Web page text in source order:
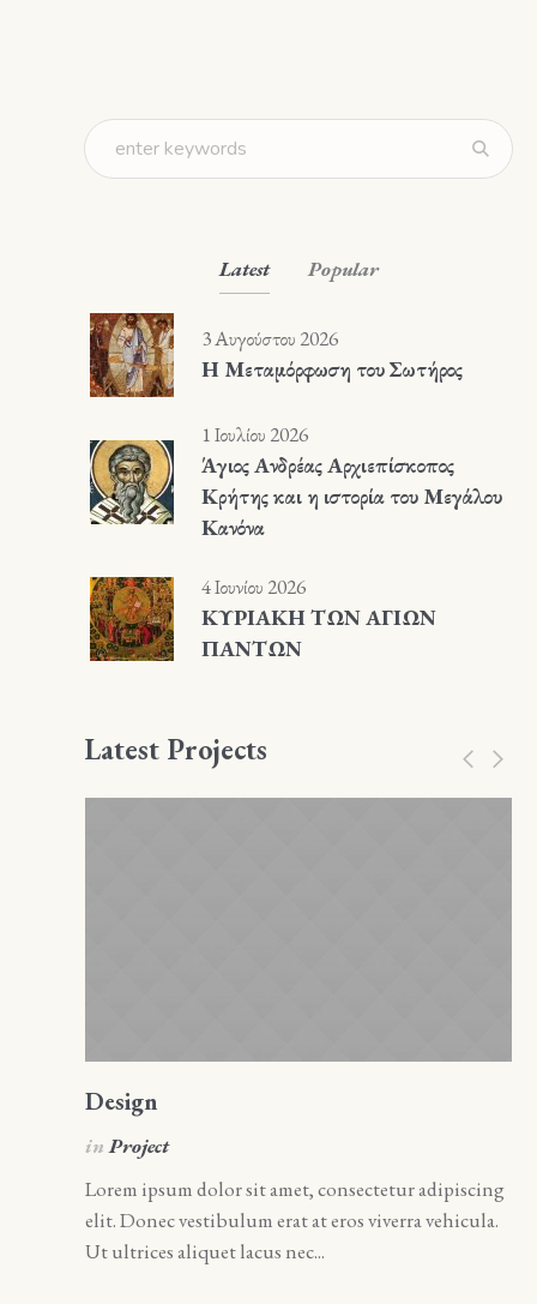
Latest Popular
3 Αυγούστου 2026
Η Μεταμόρφωση του Σωτήρος
1 Ιουλίου 2026
Άγιος Ανδρέας Αρχιεπίσκοπος
Κρήτης και η ιστορία του Μεγάλου
Κανόνα
4 Ιουνίου 2026
ΚΥΡΙΑΚΗ ΤΩΝ ΑΓΙΩΝ
ΠΑΝΤΩΝ
Latest Projects
Design
inProject
Lorem ipsum dolor sit amet, consectetur adipiscing
elit. Donec vestibulum erat at eros viverra vehicula.
Ut ultrices aliquet lacus nec...